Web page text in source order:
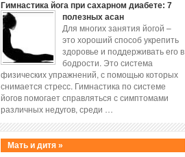
Гимнастика йога при сахарном диабете: 7
полезных асан
Для многих занятия йогой –
это хороший способ укрепить
здоровье и поддерживать его в
бодрости. Это система
физических упражнений, с помощью которых
снимается стресс. Гимнастика по системе
йогов помогает справляться с симптомами
различных недугов, среди …
Мать и дитя »